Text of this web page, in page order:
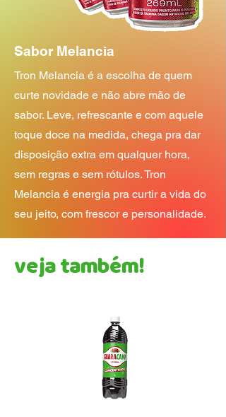
Sabor Melancia
Tron Melancia é a escolha de quem
curte novidade e não abre mão de
sabor. Leve, refrescante e com aquele
toque doce na medida, chega pra dar
disposição extra em qualquer hora,
sem regras e sem rótulos. Tron
Melancia é energia pra curtir a vida do
seu jeito, com frescor e personalidade.
veja também!